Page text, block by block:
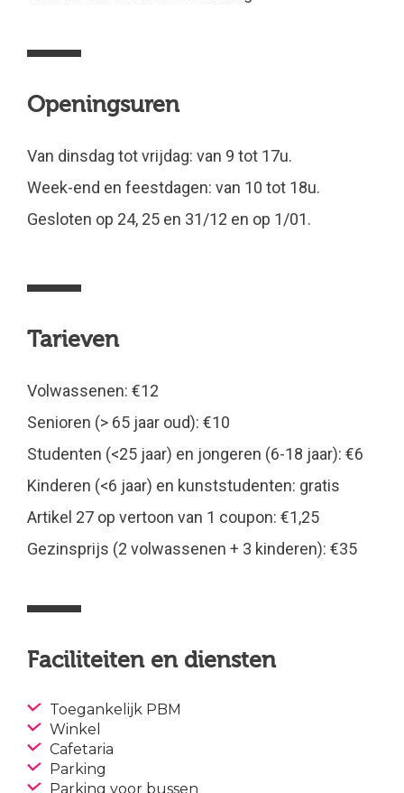
Openingsuren
Van dinsdag tot vrijdag: van 9 tot 17u.
Week-end en feestdagen: van 10 tot 18u.
Gesloten op 24, 25 en 31/12 en op 1/01.
Tarieven
Volwassenen: €12
Senioren (> 65 jaar oud): €10
Studenten (<25 jaar) en jongeren (6-18 jaar): €6
Kinderen (<6 jaar) en kunststudenten: gratis
Artikel 27 op vertoon van 1 coupon: €1,25
Gezinsprijs (2 volwassenen + 3 kinderen): €35
Faciliteiten en diensten
Toegankelijk PBM
Winkel
Cafetaria
Parking
Parking voor bussen